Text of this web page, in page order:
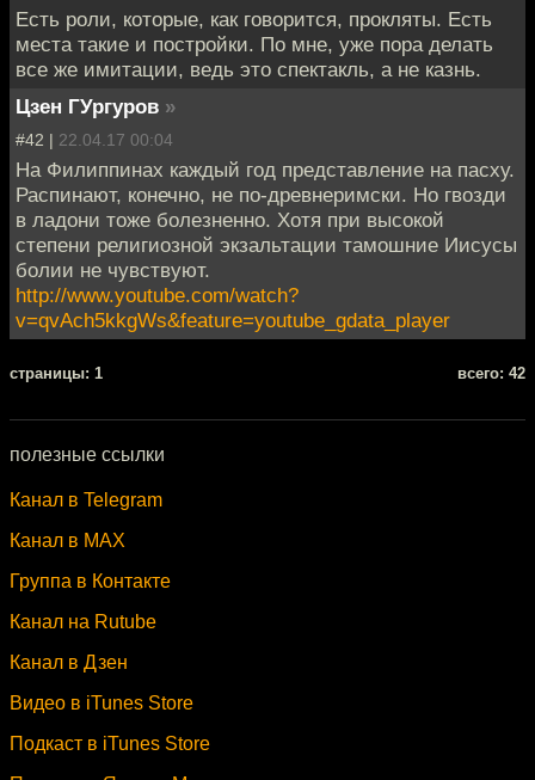
Есть роли, которые, как говорится, прокляты. Есть
места такие и постройки. По мне, уже пора делать
все же имитации, ведь это спектакль, а не казнь.
Цзен ГУргуров »
#42 | 22.04.17 00:04
На Филиппинах каждый год представление на пасху.
Распинают, конечно, не по-древнеримски. Но гвозди
в ладони тоже болезненно. Хотя при высокой
степени религиозной экзальтации тамошние Иисусы
болии не чувствуют.
http://www.youtube.com/watch?
v=qvAch5kkgWs&feature=youtube_gdata_player
cтраницы: 1 всего: 42
полезные ссылки
Канал в Telegram
Канал в MAX
Группа в Контакте
Канал на Rutube
Канал в Дзен
Видео в iTunes Store
Подкаст в iTunes Store